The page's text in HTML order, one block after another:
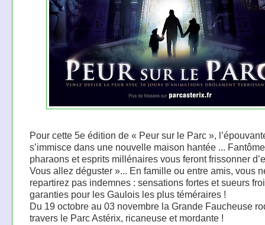
Pour cette 5e édition de « Peur sur le Parc »,
s’immisce dans une nouvelle maison hantée ...
pharaons et esprits millénaires vous feront frissonner
Vous allez déguster »... En famille ou entre amis, vous
repartirez pas indemnes : sensations fortes et sueurs
garanties pour les Gaulois les plus téméraires !
Du 19 octobre au 03 novembre la Grande Faucheuse
travers le Parc Astérix, ricaneuse et mordante !